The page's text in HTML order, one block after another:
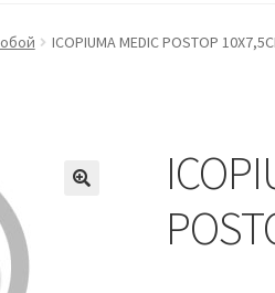
Мой аккаунт Оформление
ICOPIUMA MEDIC POSTOP